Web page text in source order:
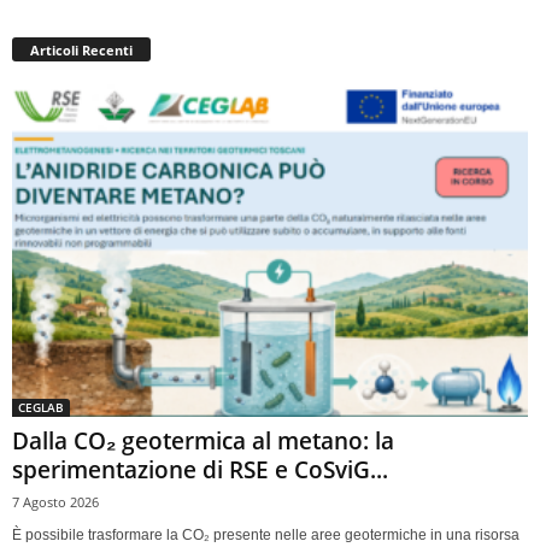
Articoli Recenti
CEGLAB
Dalla CO₂ geotermica al metano: la
sperimentazione di RSE e CoSviG...
7 Agosto 2026
È possibile trasformare la CO₂ presente nelle aree geotermiche in una risorsa